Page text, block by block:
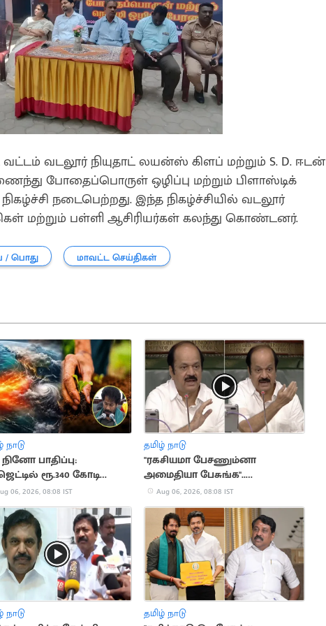
வட்டம் வடலூர் நியுதாட் லயன்ஸ் கிளப் மற்றும் S. D. ஈடன்
போதைப்பொருள் ஒழிப்பு மற்றும் பிளாஸ்டிக்
நடைபெற்றது. இந்த நிகழ்ச்சியில் வடலூர்
மற்றும் பள்ளி ஆசிரியர்கள் கலந்து கொண்டனர்.
பொது மாவட்ட செய்திகள்
நாடு
பாதிப்பு:
ரூ.340 கோடி
06, 2026, 08:08 IST
தமிழ் நாடு
"ரகசியமா பேசணும்னா
அமைதியா பேசுங்க"..
எதிர்க்கட்சியினருக்கு சபாநாயகர்
அறிவுரை
Aug 06, 2026, 08:08 IST
நாடு தமிழ் நாடு